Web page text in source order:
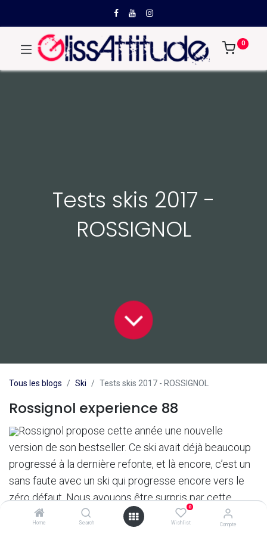
Home Search
0
Wishlist Compte
0
Tests skis 2017 -
ROSSIGNOL
Tous les blogs Ski Tests skis 2017 - ROSSIGNOL
Rossignol experience 88
Rossignol propose cette année une nouvelle
version de son bestseller. Ce ski avait déjà beaucoup
progressé à la dernière refonte, et là encore, c’est un
sans faute avec un ski qui progresse encore vers le
zéro défaut. Nous avouons être surpris par cette
faculté de Rossignol à faire du très bien et du très bof
... au gré des saisons et des programmes